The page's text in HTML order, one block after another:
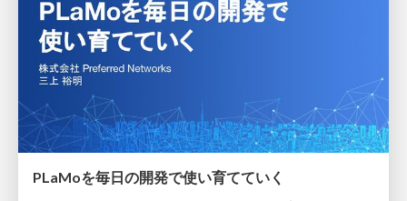
PLaMoを毎日の開発で使い育てていく